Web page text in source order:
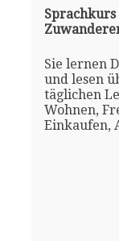
Sie lernen
und lesen
täglichen
Wohnen,
Einkaufen,